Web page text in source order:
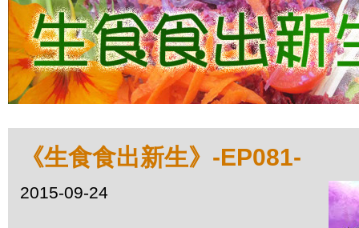
《生食食出新生》-EP081-
2015-09-24